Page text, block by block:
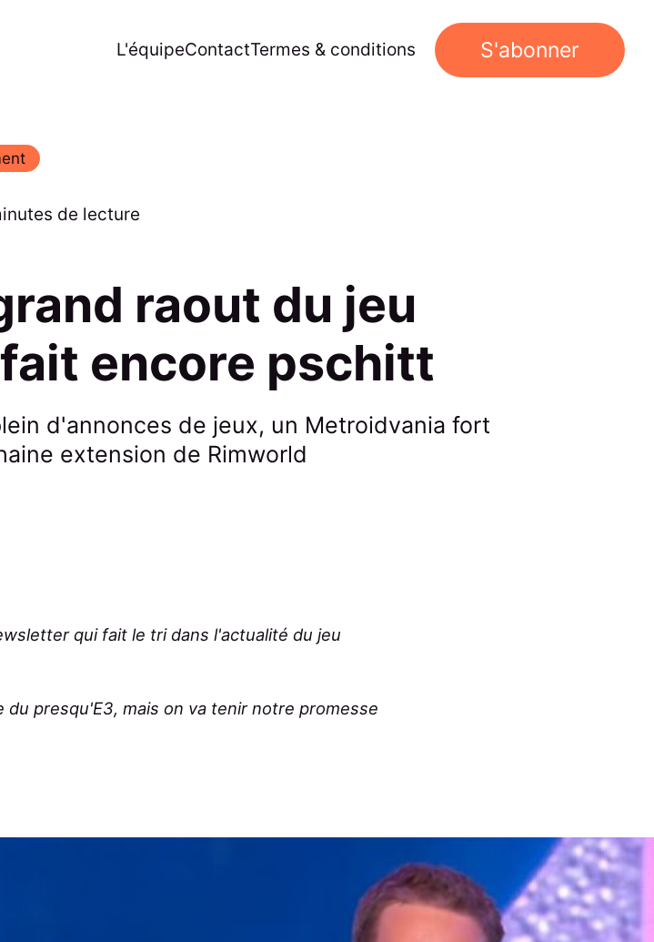
L'équipeContactTermes & conditions S'abonner
de lecture
raout du jeu
encore pschitt
d'annonces de jeux, un Metroidvania fort
extension de Rimworld
qui fait le tri dans l'actualité du jeu
du presqu'E3, mais on va tenir notre promesse